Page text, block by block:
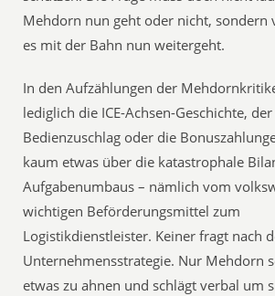
Mehdorn nun geht oder nicht, sondern
es mit der Bahn nun weitergeht.
In den Aufzählungen der
lediglich die ICE-Achsen-Geschichte, der
Bedienzuschlag oder die
kaum etwas über die katastrophale
Aufgabenumbaus – nämlich vom
wichtigen Beförderungsmittel zum
Logistikdienstleister. Keiner fragt nach
Unternehmensstrategie. Nur Mehdorn
etwas zu ahnen und schlägt verbal um